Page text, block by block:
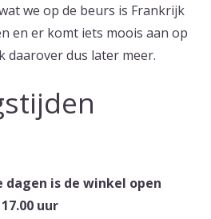
we op de beurs is Frankrijk
en er komt iets moois aan op
daarover dus later meer.
dagen is de winkel open
uur